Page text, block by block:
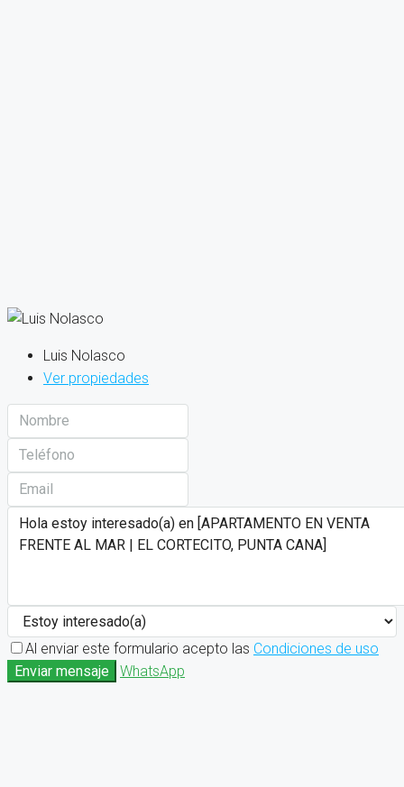
Luis Nolasco
Ver propiedades
Al enviar este formulario acepto las Condiciones de uso
Enviar mensaje
WhatsApp